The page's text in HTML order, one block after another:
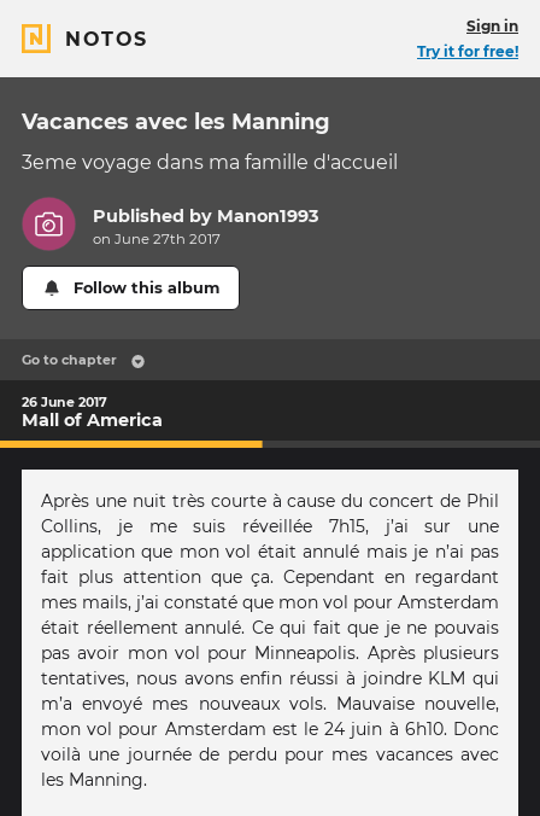
NOTOS
Sign in
Try it for free!
Vacances avec les Manning
3eme voyage dans ma famille d'accueil
Published by Manon1993
on June 27th 2017
Follow this album
Go to chapter
26 June 2017
Mall of America
Après une nuit très courte à cause du concert de Phil
Collins, je me suis réveillée 7h15, j’ai sur une
application que mon vol était annulé mais je n’ai pas
fait plus attention que ça. Cependant en regardant
mes mails, j’ai constaté que mon vol pour Amsterdam
était réellement annulé. Ce qui fait que je ne pouvais
pas avoir mon vol pour Minneapolis. Après plusieurs
tentatives, nous avons enfin réussi à joindre KLM qui
m’a envoyé mes nouveaux vols. Mauvaise nouvelle,
mon vol pour Amsterdam est le 24 juin à 6h10. Donc
voilà une journée de perdu pour mes vacances avec
les Manning.